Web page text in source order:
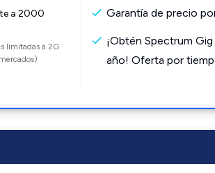
a 2000
limitadas a 2G
Garantía de precio
¡Obtén Spectrum
año! Oferta por